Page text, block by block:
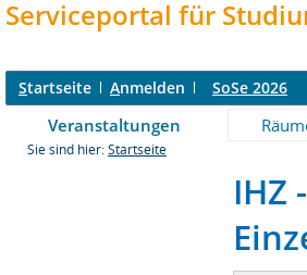
Serviceportal für
Startseite Anmelden SoSe 2026
Veranstaltungen
Sie sind hier: Startseite
IHZ